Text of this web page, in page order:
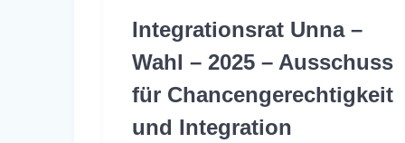
Integrationsrat Unna –
Wahl – 2025 – Ausschuss
für Chancengerechtigkeit
und Integration